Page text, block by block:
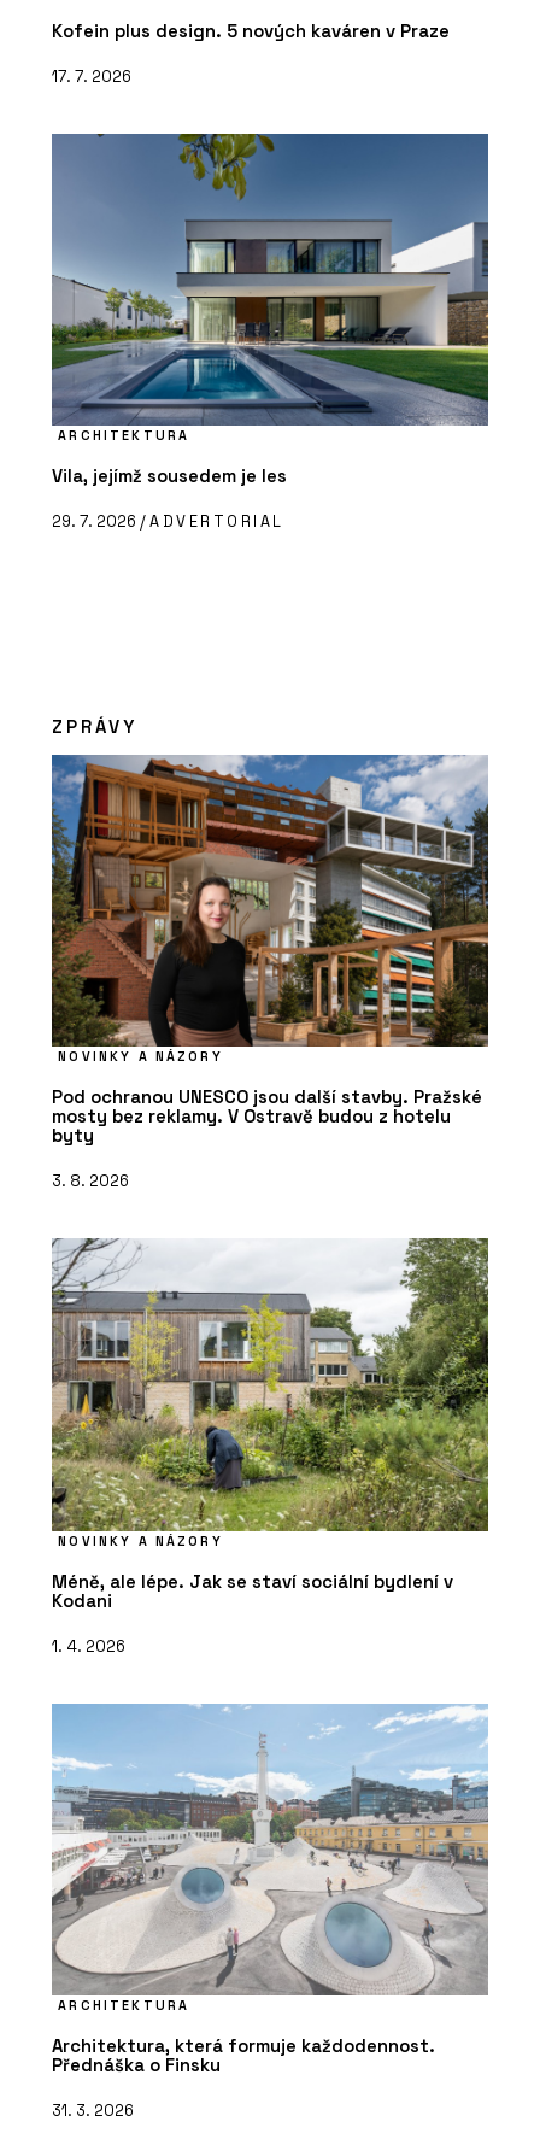
Kofein plus design. 5 nových kaváren v Praze
17. 7. 2026
ARCHITEKTURA
Vila, jejímž sousedem je les
29. 7. 2026 /ADVERTORIAL
ZPRÁVY
NOVINKY A NÁZORY
Pod ochranou UNESCO jsou další stavby. Pražské
mosty bez reklamy. V Ostravě budou z hotelu
byty
3. 8. 2026
NOVINKY A NÁZORY
Méně, ale lépe. Jak se staví sociální bydlení v
Kodani
1. 4. 2026
ARCHITEKTURA
Architektura, která formuje každodennost.
Přednáška o Finsku
31. 3. 2026